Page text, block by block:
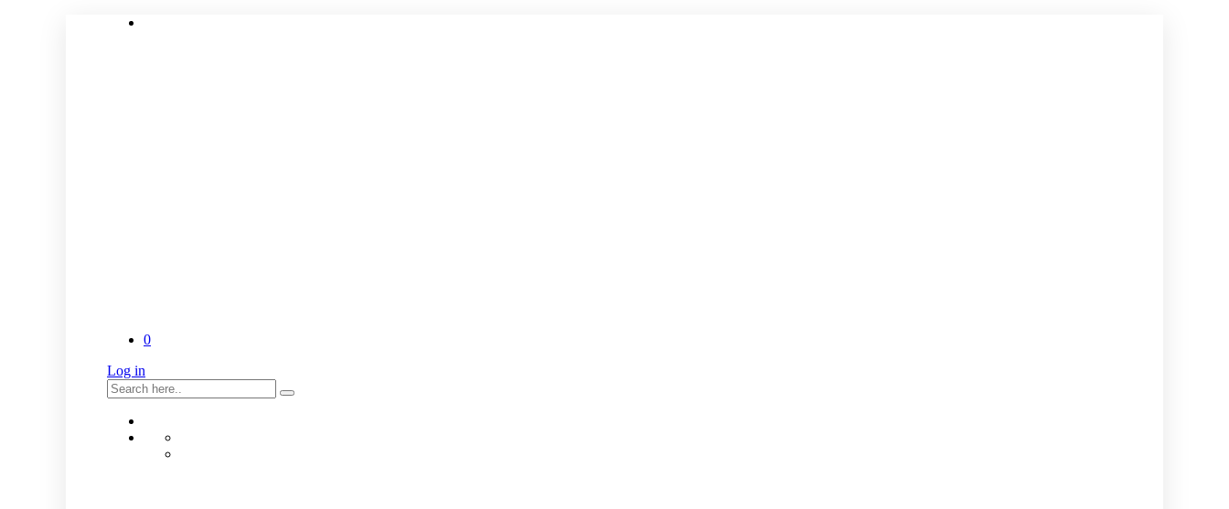
0
Log in